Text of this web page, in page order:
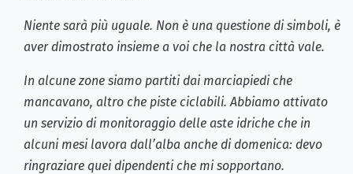
Niente sarà più uguale. Non è una questione di simboli, è
aver dimostrato insieme a voi che la nostra città vale.
In alcune zone siamo partiti dai marciapiedi che
mancavano, altro che piste ciclabili. Abbiamo attivato
un servizio di monitoraggio delle aste idriche che in
alcuni mesi lavora dall’alba anche di domenica: devo
ringraziare quei dipendenti che mi sopportano.